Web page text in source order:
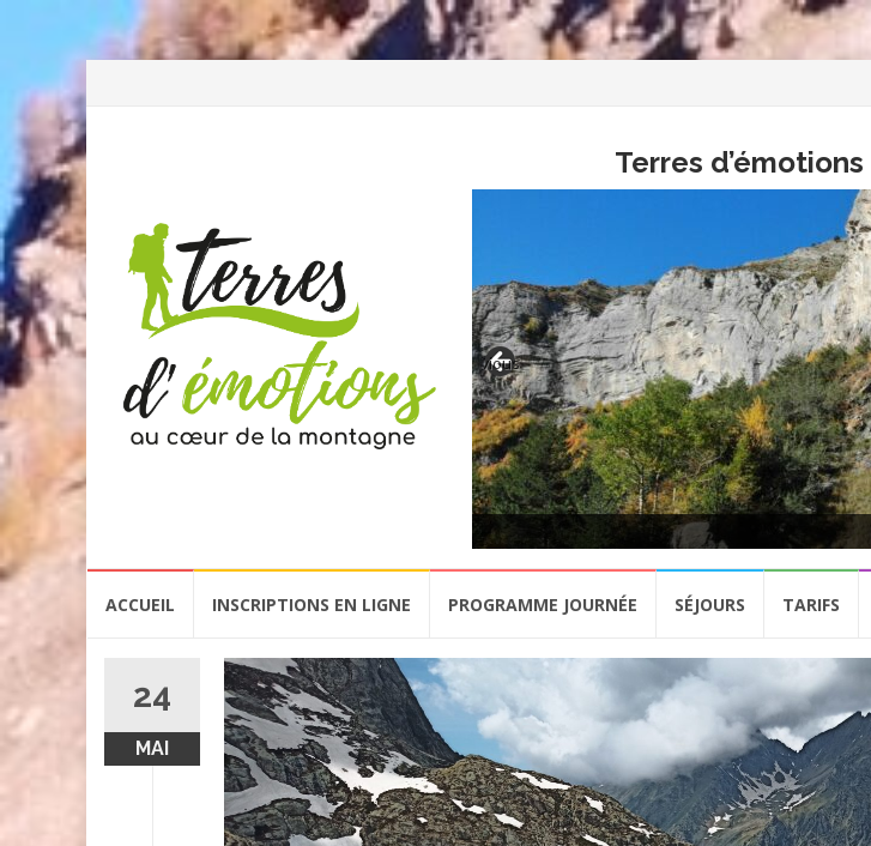
Terres
Previous
ACCUEIL INSCRIPTIONS EN LIGNE PROGRAMME JOURNÉE SÉJOURS TARIFS
24
MAI